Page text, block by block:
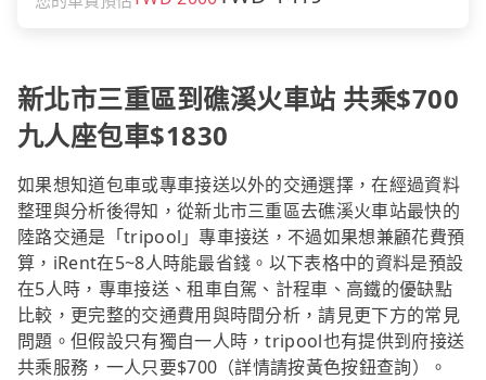
新北市三重區到礁溪火車站 共乘$700
九人座包車$1830
如果想知道包車或專車接送以外的交通選擇，在經過資料
整理與分析後得知，從新北市三重區去礁溪火車站最快的
陸路交通是「tripool」專車接送，不過如果想兼顧花費預
算，iRent在5~8人時能最省錢。以下表格中的資料是預設
在5人時，專車接送、租車自駕、計程車、高鐵的優缺點
比較，更完整的交通費用與時間分析，請見更下方的常見
問題。但假設只有獨自一人時，tripool也有提供到府接送
共乘服務，一人只要$700（詳情請按黃色按鈕查詢）。